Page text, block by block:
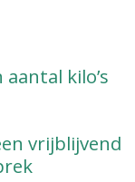
kilo’s
vrijblijvend